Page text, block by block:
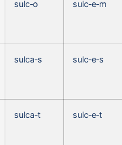
sulc‑o sulc‑e‑m
sulca‑s sulc‑e‑s
sulca‑t sulc‑e‑t